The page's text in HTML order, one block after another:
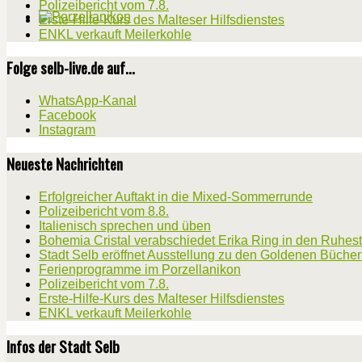
Polizeibericht vom 7.8.
Erste-Hilfe-Kurs des Malteser Hilfsdienstes
ENKL verkauft Meilerkohle
Folge selb-live.de auf...
WhatsApp-Kanal
Facebook
Instagram
Neueste Nachrichten
Erfolgreicher Auftakt in die Mixed-Sommerrunde
Polizeibericht vom 8.8.
Italienisch sprechen und üben
Bohemia Cristal verabschiedet Erika Ring in den
Stadt Selb eröffnet Ausstellung zu den Goldenen
Ferienprogramme im Porzellanikon
Polizeibericht vom 7.8.
Erste-Hilfe-Kurs des Malteser Hilfsdienstes
ENKL verkauft Meilerkohle
Infos der Stadt Selb